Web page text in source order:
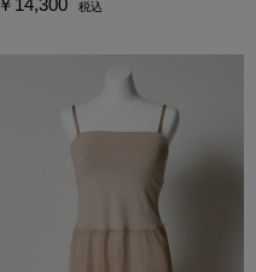
￥14,300 税込